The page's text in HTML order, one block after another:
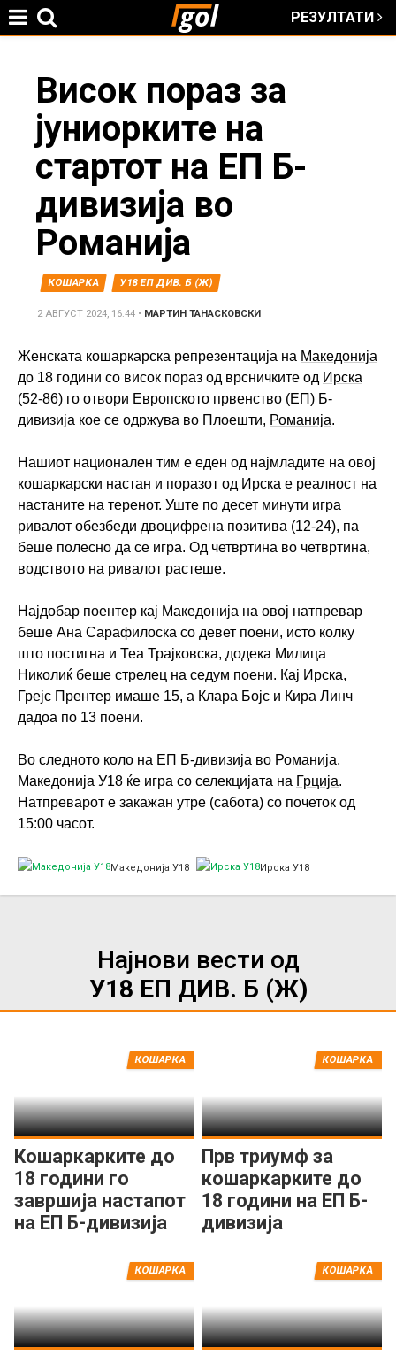
РЕЗУЛТАТИ
here
Висок пораз за
јуниорките на
стартот на ЕП Б-
дивизија во
Романија
КОШАРКА У18 ЕП ДИВ. Б (Ж)
2 АВГУСТ 2024, 16:44 • МАРТИН ТАНАСКОВСКИ
Женската кошаркарска репрезентација на Македонија
до 18 години со висок пораз од врсничките од Ирска
(52-86) го отвори Европското првенство (ЕП) Б-
дивизија кое се одржува во Плоешти, Романија.
Нашиот национален тим е еден од најмладите на овој
кошаркарски настан и поразот од Ирска е реалност на
настаните на теренот. Уште по десет минути игра
ривалот обезбеди двоцифрена позитива (12-24), па
беше полесно да се игра. Од четвртина во четвртина,
водството на ривалот растеше.
Најдобар поентер кај Македонија на овој натпревар
беше Ана Сарафилоска со девет поени, исто колку
што постигна и Теа Трајковска, додека Милица
Николиќ беше стрелец на седум поени. Кај Ирска,
Грејс Прентер имаше 15, а Клара Бојс и Кира Линч
дадоа по 13 поени.
Во следното коло на ЕП Б-дивизија во Романија,
Македонија У18 ќе игра со селекцијата на Грција.
Натпреварот е закажан утре (сабота) со почеток од
15:00 часот.
Македонија У18 Ирска У18
Најнови вести од
У18 ЕП ДИВ. Б (Ж)
Кошаркарките до
18 години го
завршија настапот
на ЕП Б-дивизија
КОШАРКА
Прв триумф за
кошаркарките до
18 години на ЕП Б-
дивизија
КОШАРКА
КОШАРКА КОШАРКА